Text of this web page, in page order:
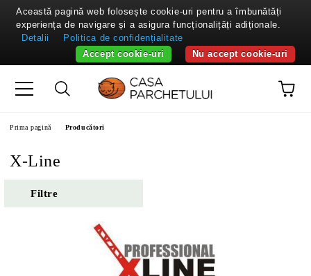
Prima pagină Producători
X-Line
Filtre
Această pagină web folosește cookie-uri pentru a îmbunătăți
experiența de navigare și a asigura funcționalițăți adiționale.
Detalii
Politica de confidențialitate
Nu accept cookie-uri
Accept cookie-uri